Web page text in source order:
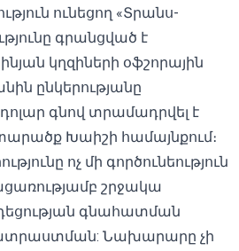
ունեցող «Տրանս-
գրանցված է
կղզիների օֆշորային
ընկերությանը
գնով տրամադրվել է
Խաիշի համայնքում։
ոչ մի գործունեություն
շրջակա
գնահատման
Նախարարը չի